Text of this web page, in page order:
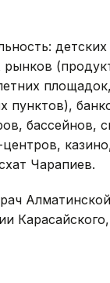
пунктов),
бассейнов,
Чарапиев.